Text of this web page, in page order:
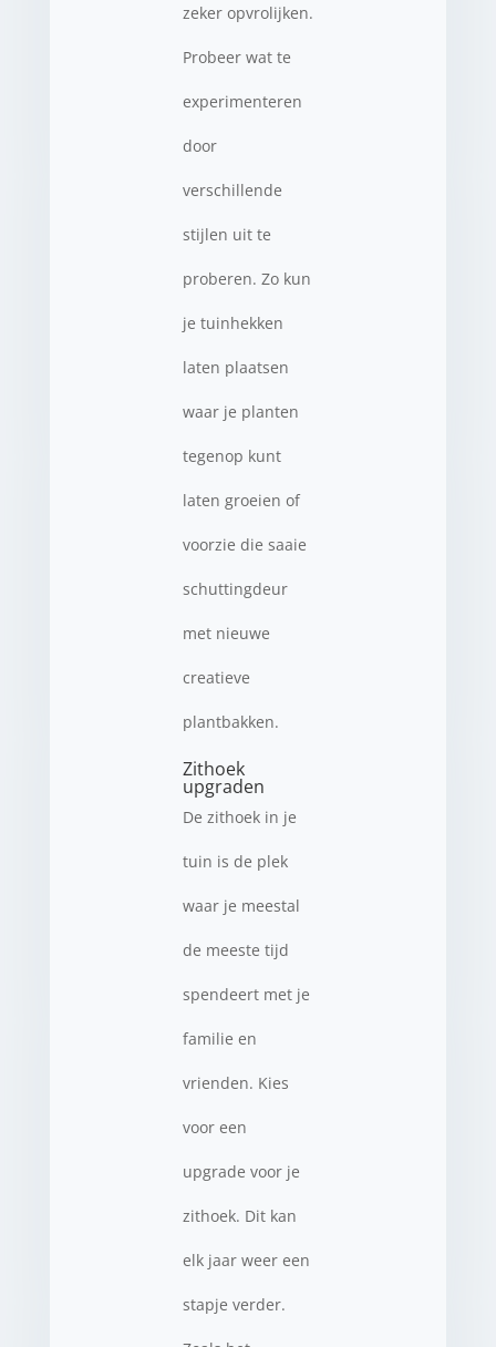
zeker opvrolijken.
Probeer wat te
experimenteren
door
verschillende
stijlen uit te
proberen. Zo kun
je tuinhekken
laten plaatsen
waar je planten
tegenop kunt
laten groeien of
voorzie die saaie
schuttingdeur
met nieuwe
creatieve
plantbakken.
Zithoek
upgraden
De zithoek in je
tuin is de plek
waar je meestal
de meeste tijd
spendeert met je
familie en
vrienden. Kies
voor een
upgrade voor je
zithoek. Dit kan
elk jaar weer een
stapje verder.